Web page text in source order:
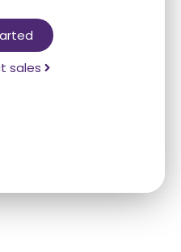
sales